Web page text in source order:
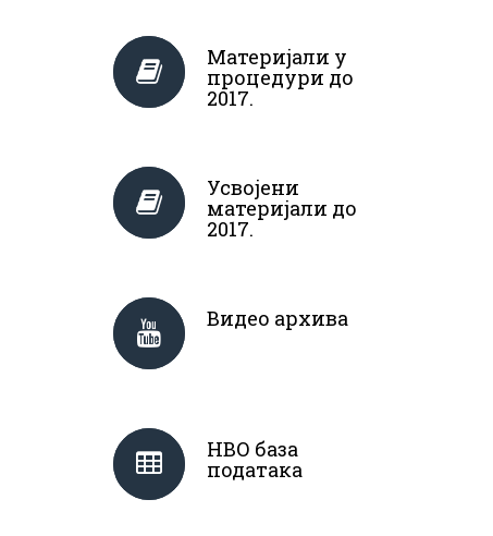
Материјали у
процедури до
2017.
Усвојени
материјали до
2017.
Видео архива
НВО база
података